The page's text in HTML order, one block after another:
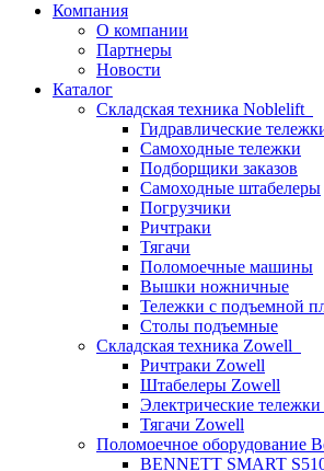
Компания
О компании
Партнеры
Новости
Каталог
Складская техника Noblelift
Гидравлические
Самоходные тележки
Подборщики заказов
Самоходные штабелеры
Погрузчики
Ричтраки
Тягачи
Поломоечные машины
Вышки ножничные
Тележки с подъемной
Столы подъемные
Складская техника Zowell
Ричтраки Zowell
Штабелеры Zowell
Электрические
Тягачи Zowell
Поломоечное оборудование
BENNETT SMART